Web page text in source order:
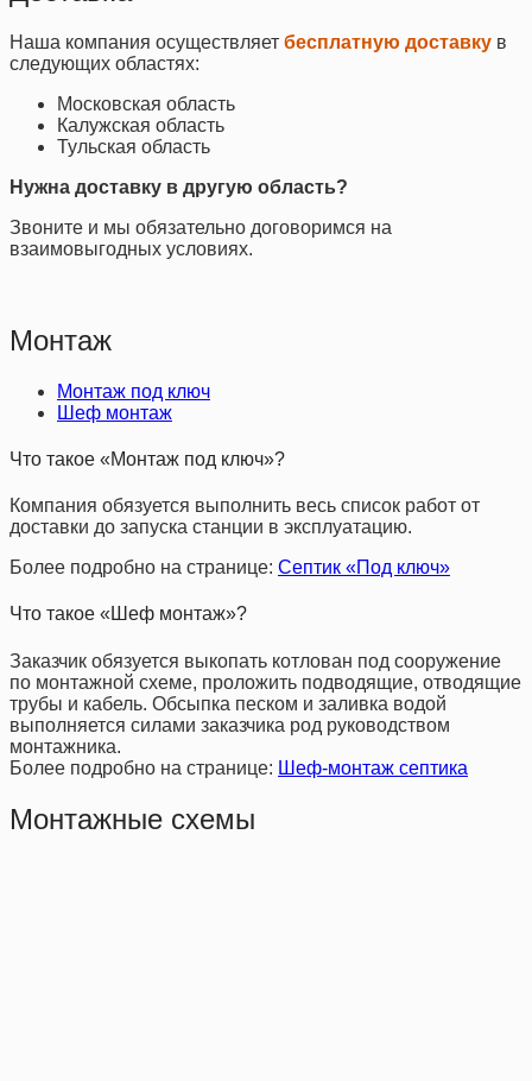
Наша компания осуществляет бесплатную доставку в
следующих областях:
Московская область
Калужская область
Тульская область
Нужна доставку в другую область?
Звоните и мы обязательно договоримся на
взаимовыгодных условиях.
Монтаж
Монтаж под ключ
Шеф монтаж
Что такое «Монтаж под ключ»?
Компания обязуется выполнить весь список работ от
доставки до запуска станции в эксплуатацию.
Более подробно на странице: Септик «Под ключ»
Что такое «Шеф монтаж»?
Заказчик обязуется выкопать котлован под сооружение
по монтажной схеме, проложить подводящие, отводящие
трубы и кабель. Обсыпка песком и заливка водой
выполняется силами заказчика род руководством
монтажника.
Более подробно на странице: Шеф-монтаж септика
Монтажные схемы